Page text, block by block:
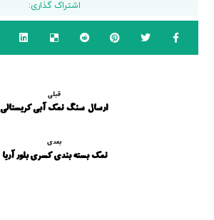
قبلی
ارسال سنگ نمک آبی کریستالی
بعدی
نمک بسته بندی کسری بلور آریا